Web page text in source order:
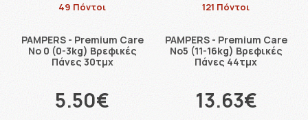
49 Πόντοι
PAMPERS - Premium Care
No 0 (0-3kg) Βρεφικές
Πάνες 30τμχ
5.50€
121 Πόντοι
PAMPERS - Premium Care
Νο5 (11-16kg) Βρεφικές
Πάνες 44τμχ
13.63€